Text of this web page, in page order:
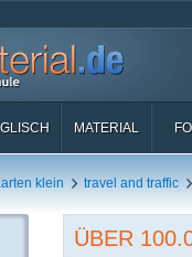
MATERIAL
klein travel and traffic
ÜBER